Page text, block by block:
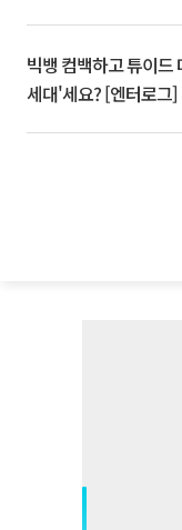
빅뱅 컴백하고 튜이
세대'세요? [엔터로그]